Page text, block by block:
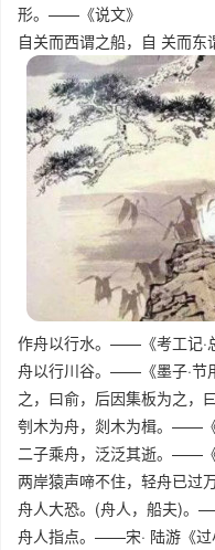
形。——《说文》
自关而西谓之船，自 关而
作舟以行水。——《考工记·
舟以行川谷。——《墨子·节
之，曰俞，后因集板为之，
刳木为舟，剡木为楫。——《
二子乘舟，泛泛其逝。——《
两岸猿声啼不住，轻舟已过
舟人大恐。(舟人，船夫)。
舟人指点。——宋· 陆游《过